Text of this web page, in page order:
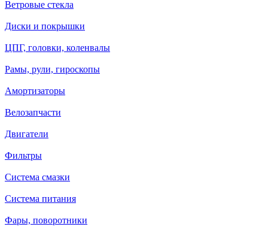
Ветровые стекла
Диски и покрышки
ЦПГ, головки, коленвалы
Рамы, рули, гироскопы
Амортизаторы
Велозапчасти
Двигатели
Фильтры
Система смазки
Система питания
Фары, поворотники